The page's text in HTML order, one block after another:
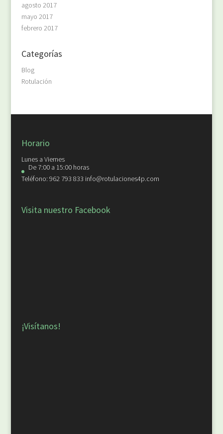
agosto 2017
mayo 2017
febrero 2017
Categorías
Blog
Rotulación
Horario
Lunes a Viernes
De 7:00 a 15:00 horas
Teléfono: 962 793 833 info@rotulaciones4p.com
Visita nuestro Facebook
¡Visítanos!